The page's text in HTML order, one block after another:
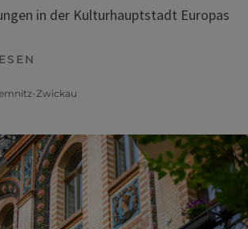
in der Kulturhauptstadt Europas
Zwickau